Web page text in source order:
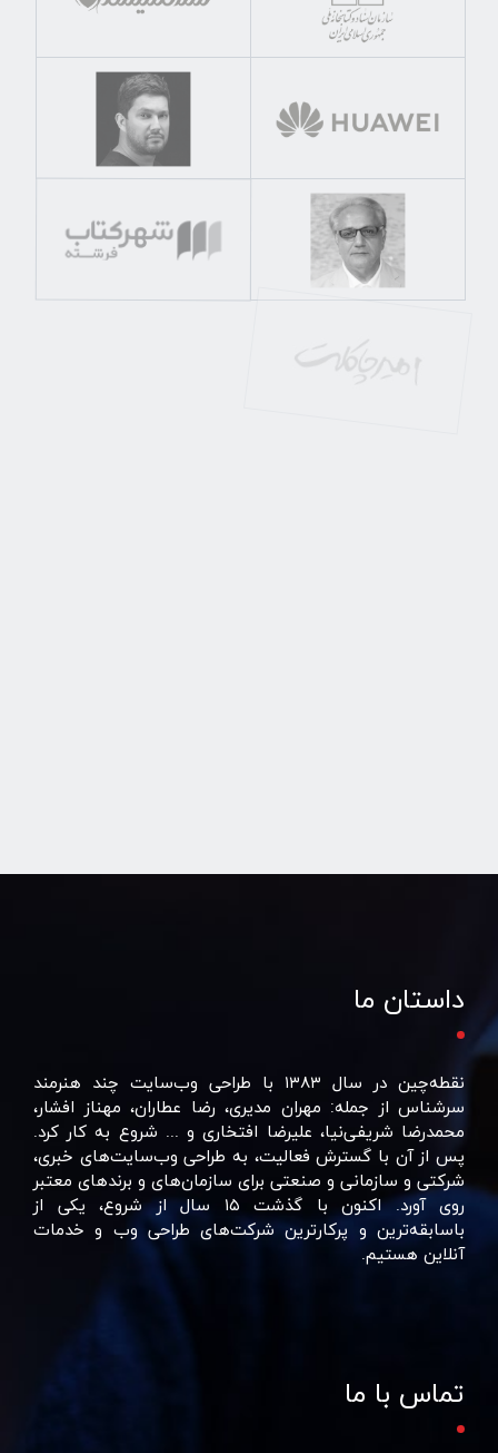
داستان ما
نقطه‌چین در سال ۱۳۸۳ با طراحی وب‌سایت چند هنرمند
سرشناس از جمله: مهران مدیری، رضا عطاران، مهناز افشار،
محمدرضا شریفی‌نیا، علیرضا افتخاری و ... شروع به کار کرد.
پس از آن با گسترش فعالیت، به طراحی وب‌سایت‌های خبری،
شرکتی و سازمانی و صنعتی برای سازمان‌های و برند‌های معتبر
روی آورد. اکنون با گذشت ۱۵ سال از شروع، یکی از
باسابقه‌ترین و پرکارترین شرکت‌های طراحی وب و خدمات
آنلاین هستیم.
تماس با ما